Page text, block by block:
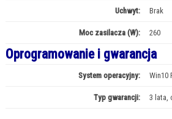
Uchwyt: Brak
Moc zasilacza (W): 260
Oprogramowanie i gwarancja
System operacyjny: Win10
Typ gwarancji: 3 lata,